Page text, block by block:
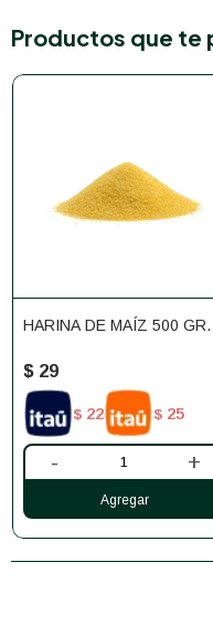
Productos que te
HARINA DE MAÍZ 500 GR.
$ 29
$ 22 $ 25
- +